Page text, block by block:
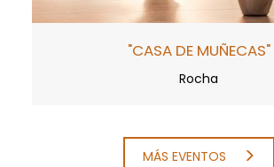
"CASA DE MUÑECAS"
Rocha
MÁS EVENTOS